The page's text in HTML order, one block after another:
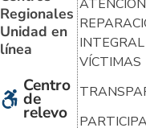
Regionales
Unidad en
línea
Centro
de
relevo
ATENCIÓN
VÍCTIMAS